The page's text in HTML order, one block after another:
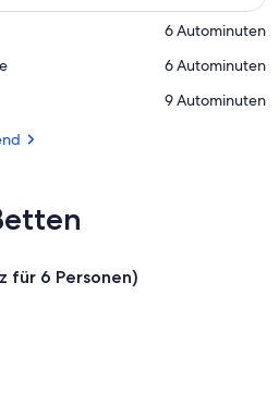
‪6 Autominuten‬
‪6 Autominuten‬
‪9 Autominuten‬
für 6 Personen)